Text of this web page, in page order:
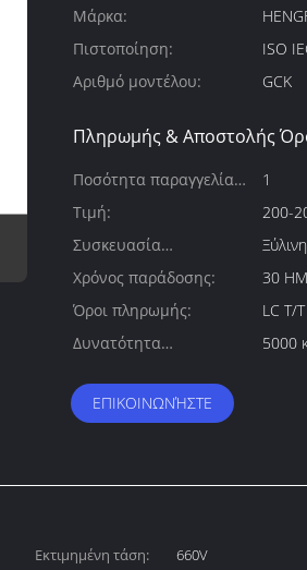
Μάρκα:
Πιστοποίηση:
ISO
Αριθμό μοντέλου:
GCK
Πληρωμής & Αποστολής
Ποσότητα παραγγελίας
min:
1
Τιμή:
200-
Συσκευασία
λεπτομέρειες:
Χρόνος παράδοσης:
30
Όροι πληρωμής:
LC T/T
Δυνατότητα
5000
ΕΠΙΚΟΙΝΩΝΉΣΤΕ
Εκτιμημένη τάση:
660V